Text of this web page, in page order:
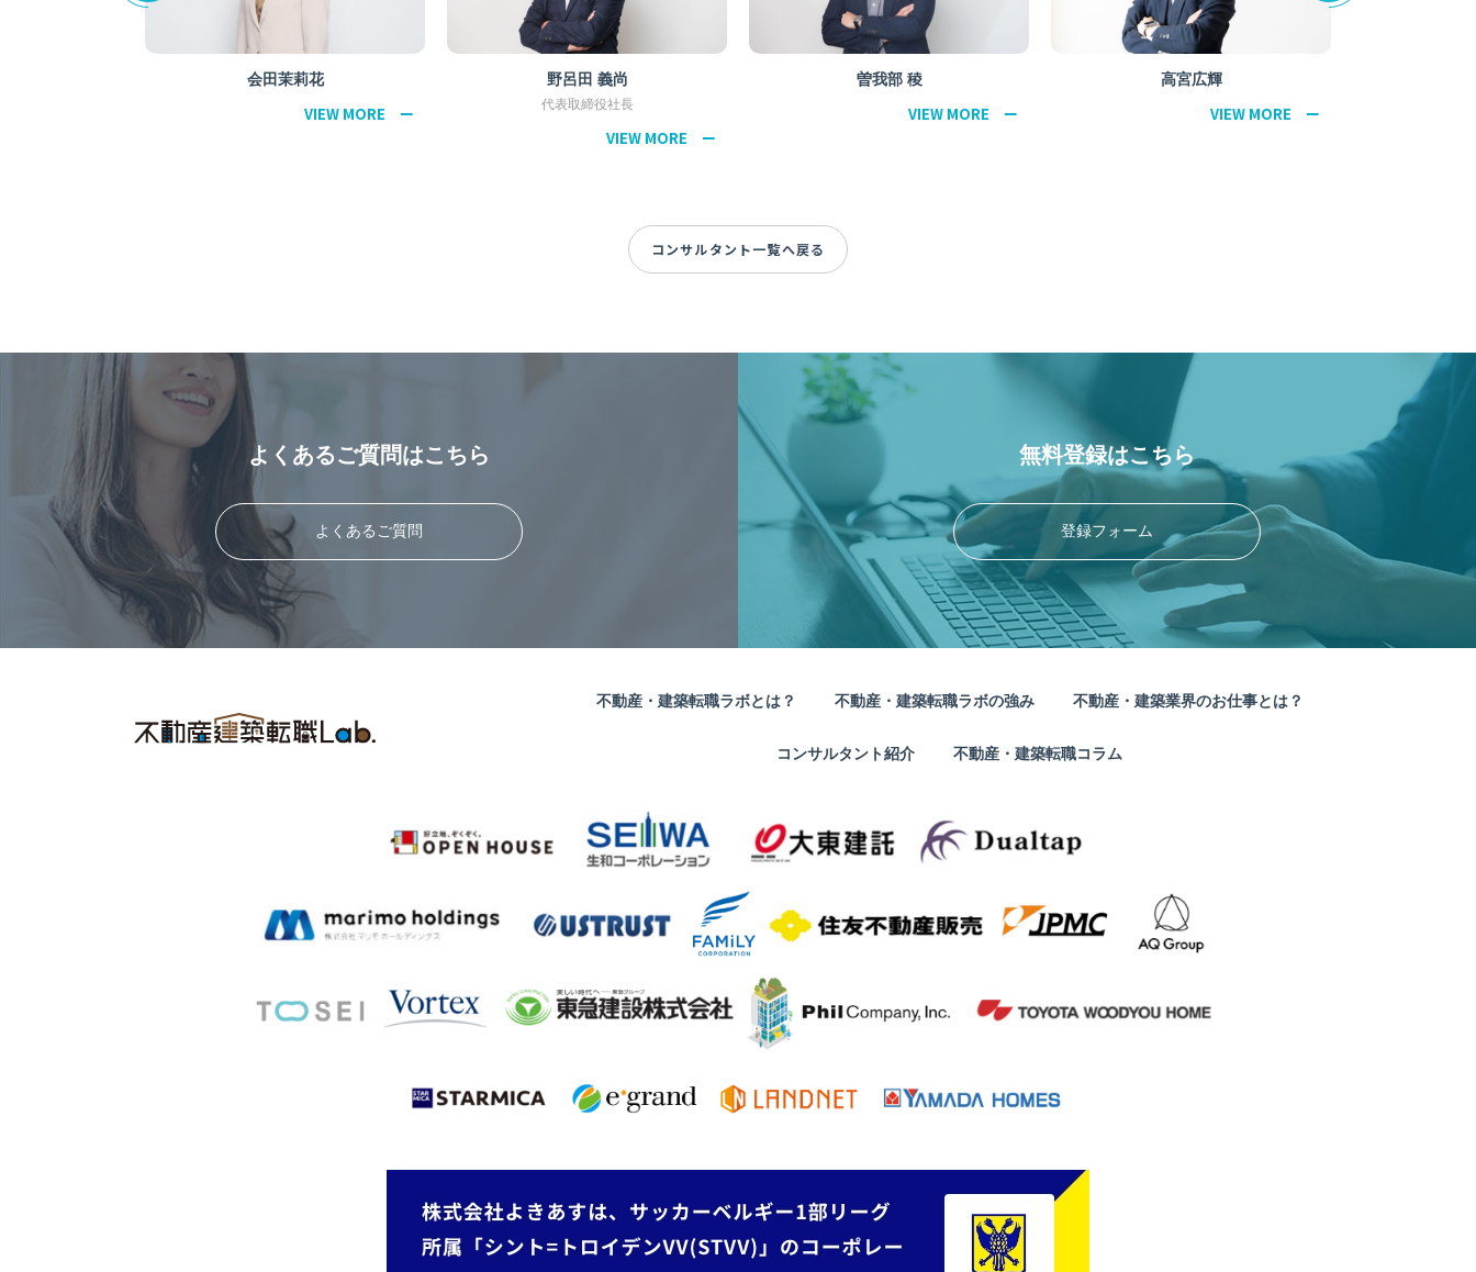
野呂田 義尚 曽我部 稜 高宮広輝
VIEW MORE ー
渡部 孝之
VIEW MORE ー
コンサルタント一覧へ戻る
よくあるご質問はこちら
よくあるご質問
無料登録はこちら
登録フォーム
不動産・建築転職ラボとは？ 不動産・建築転職ラボの強み 不動産・建築業界のお仕事とは？
コンサルタント紹介 不動産・建築転職コラム